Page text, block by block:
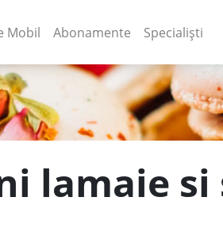
Mobil (current)
Abonamente Specialiști
lamaie si